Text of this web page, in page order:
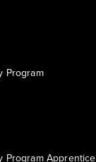
Program
Program Apprentice